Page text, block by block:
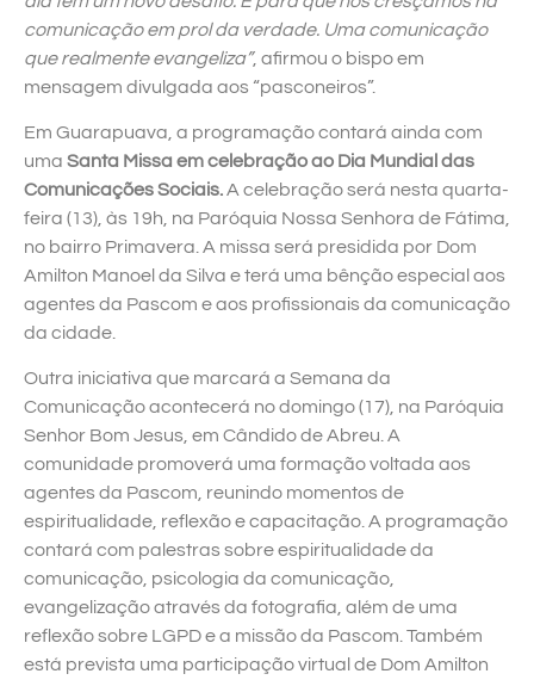
comunicação em prol da verdade. Uma comunicação
que realmente evangeliza”, afirmou o bispo em
mensagem divulgada aos “pasconeiros”.
Em Guarapuava, a programação contará ainda com
uma Santa Missa em celebração ao Dia Mundial das
Comunicações Sociais.A celebração será nesta quarta-
feira (13), às 19h, na Paróquia Nossa Senhora de Fátima,
no bairro Primavera. A missa será presidida por Dom
Amilton Manoel da Silva e terá uma bênção especial aos
agentes da Pascom e aos profissionais da comunicação
da cidade.
Outra iniciativa que marcará a Semana da
Comunicação acontecerá no domingo (17), na Paróquia
Senhor Bom Jesus, em Cândido de Abreu. A
comunidade promoverá uma formação voltada aos
agentes da Pascom, reunindo momentos de
espiritualidade, reflexão e capacitação. A programação
contará com palestras sobre espiritualidade da
comunicação, psicologia da comunicação,
evangelização através da fotografia, além de uma
reflexão sobre LGPD e a missão da Pascom. Também
está prevista uma participação virtual de Dom Amilton